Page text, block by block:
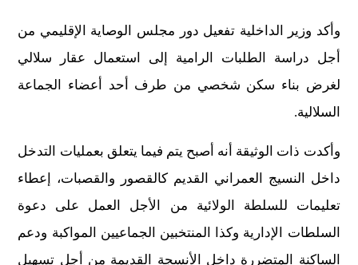
وأكد وزير الداخلية تفعيل دور مجلس الوصاية الإقليمي من
أجل دراسة الطلبات الرامية إلى استعمال عقار سلالي
لغرض بناء سكن شخصي من طرف أحد أعضاء الجماعة
السلالية.
وأكدت ذات الوثيقة أنه أصبح يتم فيما يتعلق بعمليات التدخل
داخل النسيج العمراني القديم كالقصور والقصبات، إعطاء
تعليمات للسلطة الولائية من الأجل العمل على دعوة
السلطات الإدارية وكذا المنتخبين الجماعيين المواكبة ودعم
الساكنة المتضررة داخل الأنسجة القديمة من أجل تسهيل